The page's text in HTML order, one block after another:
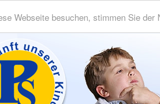
Webseite besuchen, stimmen Sie der